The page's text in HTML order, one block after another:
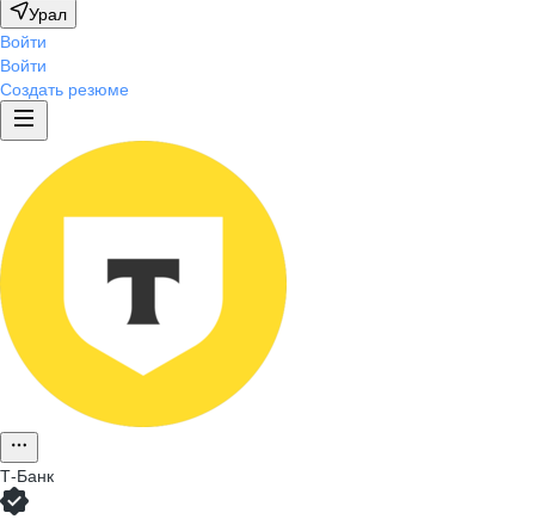
Урал
Войти
Войти
Создать резюме
Т-Банк